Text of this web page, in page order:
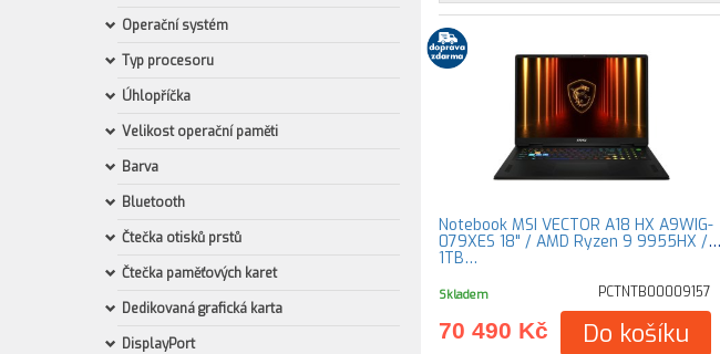
Operační systém
Typ procesoru
Úhlopříčka
Velikost operační paměti
Barva
Bluetooth
Čtečka otisků prstů
Čtečka paměťových karet
Dedikovaná grafická karta
DisplayPort
Notebook MSI VECTOR A18 HX A9WIG-
079XES 18" / AMD Ryzen 9 9955HX /
1TB…
Skladem PCTNTB00009157
70 490 Kč Do košíku